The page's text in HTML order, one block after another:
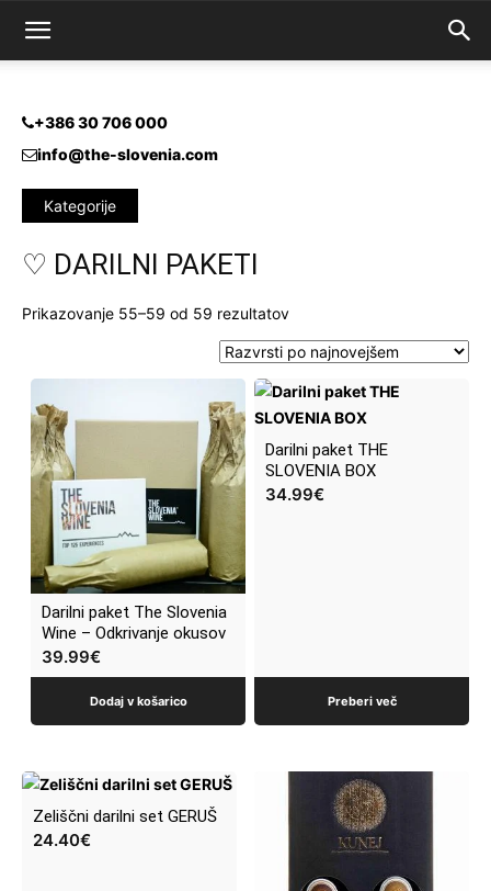
+386 30 706 000
info@the-slovenia.com
Kategorije
♡ DARILNI PAKETI
Prikazovanje 55–59 od 59 rezultatovRazvrščeno
po
datumu
Darilni paket The Slovenia
Wine – Odkrivanje okusov
39.99€
Dodaj v košarico
Darilni paket THE
SLOVENIA BOX
34.99€
Preberi več
Zeliščni darilni set GERUŠ
24.40€